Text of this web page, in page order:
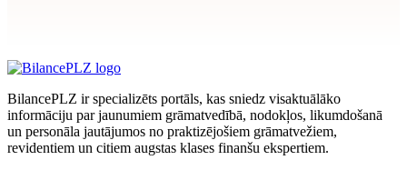
BilancePLZ ir specializēts portāls, kas sniedz visaktuālāko
informāciju par jaunumiem grāmatvedībā, nodokļos, likumdošanā
un personāla jautājumos no praktizējošiem grāmatvežiem,
revidentiem un citiem augstas klases finanšu ekspertiem.